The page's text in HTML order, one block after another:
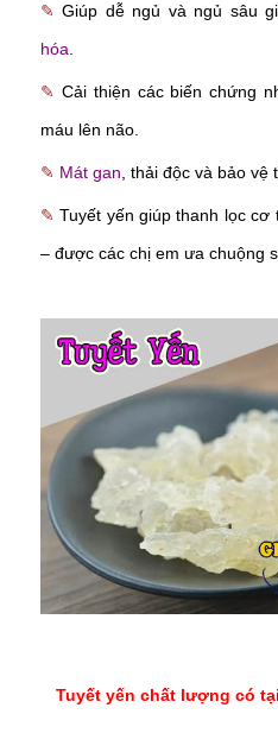
✎Giúp dễ ngủ và ngủ sâu
hóa.
✎ Cải thiện các biến chứng
máu lên não.
✎ Mát gan, thải độc và bảo vệ
✎Tuyết yến giúp thanh lọc
– được các chị em ưa chuộng
Tuyết yến chất lượng có